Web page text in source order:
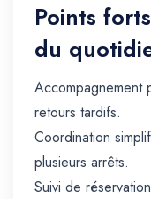
Points
du
Accompagnement
retours tardifs.
Coordination
plusieurs arrêts.
Suivi de